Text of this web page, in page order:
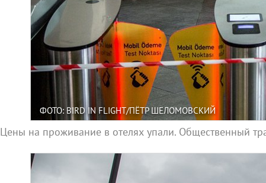
ФОТО: BIRD IN FLIGHT/ПЁТР ШЕЛОМОВСКИЙ
Цены на проживание в отелях упали. Общественный